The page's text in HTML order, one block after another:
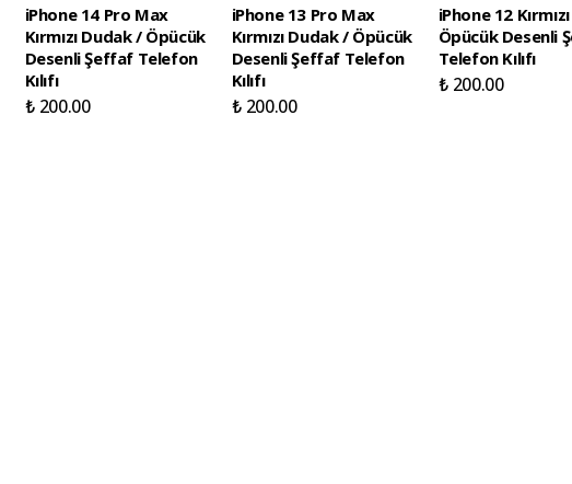
iPhone 14 Pro Max
Kırmızı Dudak / Öpücük
Desenli Şeffaf Telefon
Kılıfı
₺ 200.00
iPhone 13 Pro Max
Kırmızı Dudak / Öpücük
Desenli Şeffaf Telefon
Kılıfı
₺ 200.00
iPhone 12
Öpücük Desenli
Telefon Kılıfı
₺ 200.00